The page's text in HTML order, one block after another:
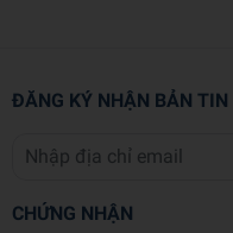
ĐĂNG KÝ NHẬN BẢN TIN
CHỨNG NHẬN